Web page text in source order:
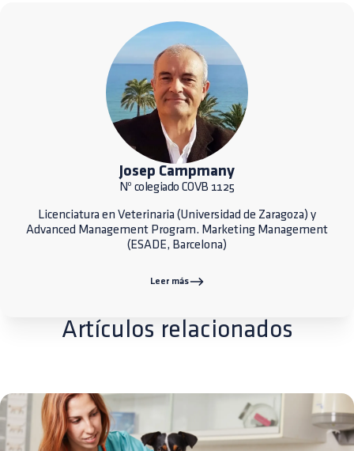
Josep Campmany
Nº colegiado COVB 1125
Licenciatura en Veterinaria (Universidad de Zaragoza) y
Advanced Management Program. Marketing Management
(ESADE, Barcelona)
Leer más
Artículos relacionados